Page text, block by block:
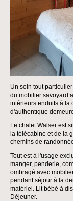
Un soin tout
du mobilier savoyard
intérieurs enduits à la
d'authentique
Le chalet Walser est
la télécabine et de la
chemins de
Tout est à l'usage
manger, penderie,
ombragé avec
pendant séjour à la
matériel. Lit bébé à
Déjeuner.